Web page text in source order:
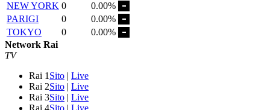
NEW YORK 0
0.00%
PARIGI
0
0.00%
TOKYO
0
0.00%
Network Rai
TV
Rai 1 Sito | Live
Rai 2Sito | Live
Rai 3Sito | Live
Rai 4Sito | Live